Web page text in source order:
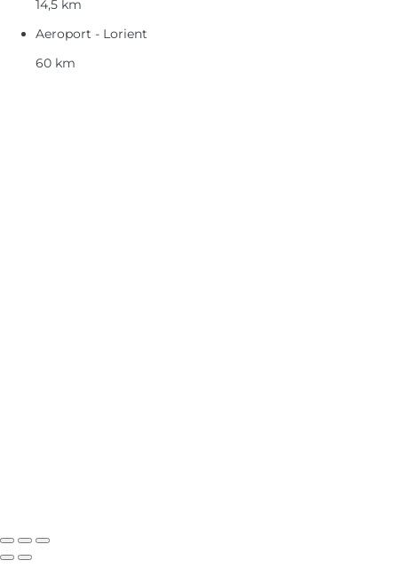
14,5 km
Aeroport - Lorient
60 km